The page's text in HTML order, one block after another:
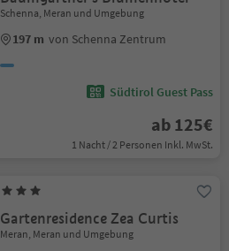
Schenna, Meran und Umgebung
197 m von Schenna Zentrum
Südtirol Guest Pass
ab 125€
1 Nacht / 2 Personen Inkl. MwSt.
Gartenresidence Zea Curtis
Meran, Meran und Umgebung